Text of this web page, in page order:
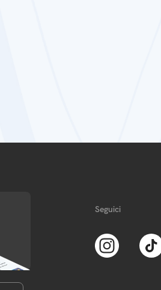
Seguici